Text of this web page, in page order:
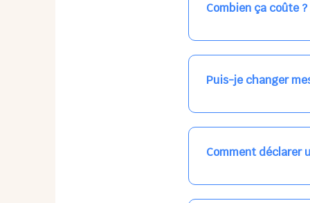
Combien ça coûte ?
Votre accueil est
habituel. N'hésitez
Puis-je changer
Dans votre profil
email, par SMS, par
Comment déclarer
Signalez une absence
ou